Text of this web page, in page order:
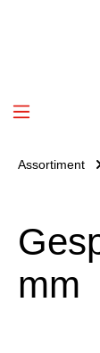
Assortiment
mm